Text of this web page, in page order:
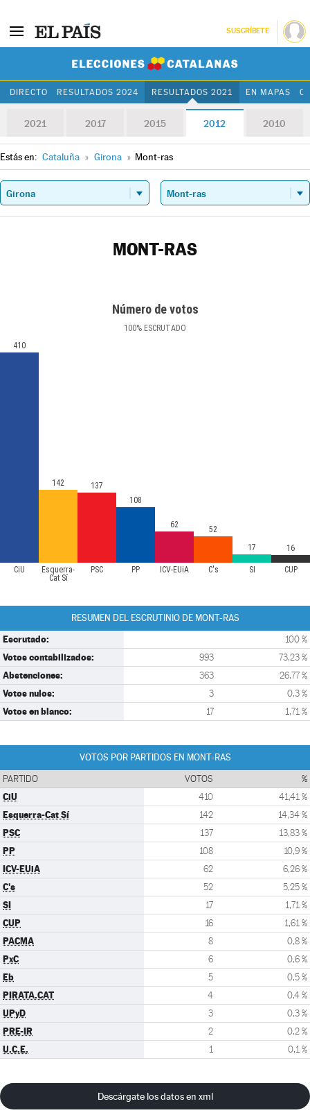
SUSCRÍBETE
DIRECTO RESULTADOS 2024 RESULTADOS 2021 EN MAPAS
2021 2017 2015 2012 2010
Estás en: Cataluña » Girona » Mont-ras
MONT-RAS
Número de votos
100% ESCRUTADO
CiU
Esquerra-
Cat Sí
PSC PP ICV-EUiA C's SI CUP
410
142
137
108
62
52
17
16
RESUMEN DEL ESCRUTINIO DE MONT-RAS
Escrutado: 100 %
Votos contabilizados: 993 73,23 %
Abstenciones: 363 26,77 %
Votos nulos: 3 0,3 %
Votos en blanco: 17 1,71 %
VOTOS POR PARTIDOS EN MONT-RAS
PARTIDO VOTOS %
CiU 410 41,41 %
Esquerra-Cat Sí 142 14,34 %
PSC 137 13,83 %
PP 108 10,9 %
ICV-EUiA 62 6,26 %
C's 52 5,25 %
SI 17 1,71 %
CUP 16 1,61 %
PACMA 8 0,8 %
PxC 6 0,6 %
Eb 5 0,5 %
PIRATA.CAT 4 0,4 %
UPyD 3 0,3 %
PRE-IR 2 0,2 %
U.C.E. 1 0,1 %
Descárgate los datos en xml